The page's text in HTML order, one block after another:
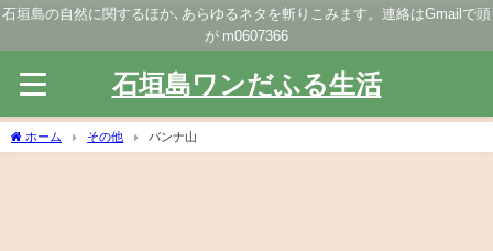
石垣島の自然に関するほか､あらゆるネタを斬りこみます。連絡はGmailで頭
が m0607366
石垣島ワンだふる生活
ホーム その他 バンナ山